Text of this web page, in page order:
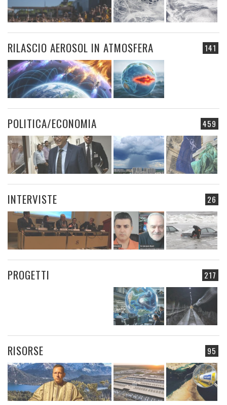
141
RILASCIO AEROSOL IN ATMOSFERA
459
POLITICA/ECONOMIA
26
INTERVISTE
217
PROGETTI
95
RISORSE